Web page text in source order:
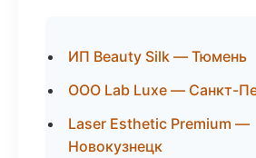
ИП Beauty Silk — Тюмень
ООО Lab Luxe — Санкт-
Laser Esthetic Premium —
Новокузнецк